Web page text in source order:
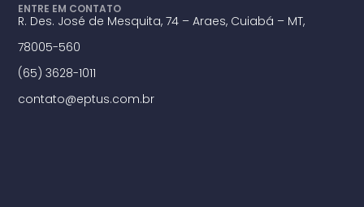
ENTRE EM CONTATO
R. Des. José de Mesquita, 74 – Araes, Cuiabá – MT,
78005-560
(65) 3628-1011
contato@eptus.com.br